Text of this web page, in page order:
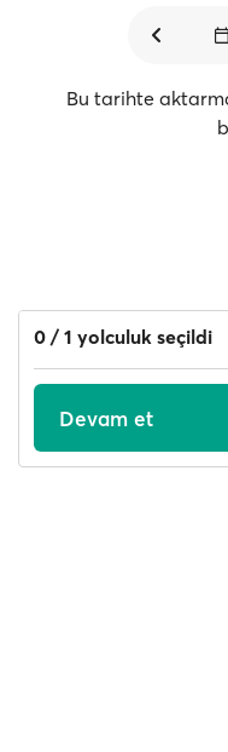
Bu tarihte
0 / 1 yolculuk seçildi
Devam et